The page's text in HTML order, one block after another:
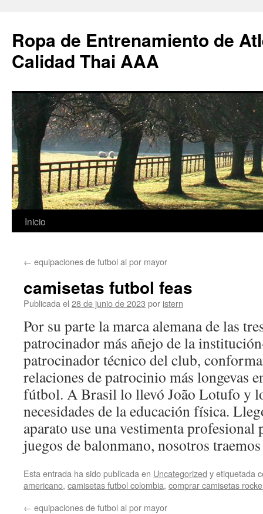
Ropa de Entrenamiento de
Calidad Thai AAA
Saltar
contenido
Inicio
← equipaciones de futbol al por mayor
camisetas futbol feas
Publicada el 28 de junio de 2023 por istern
Por su parte la marca alemana de las
patrocinador más añejo de la
patrocinador técnico del club,
relaciones de patrocinio más longevas
fútbol. A Brasil lo llevó João Lotufo y
necesidades de la educación física.
aparato use una vestimenta profesional
juegos de balonmano, nosotros
Esta entrada ha sido publicada en Uncategorized y etiquetada
americano, camisetas futbol colombia, comprar camisetas
← equipaciones de futbol al por mayor